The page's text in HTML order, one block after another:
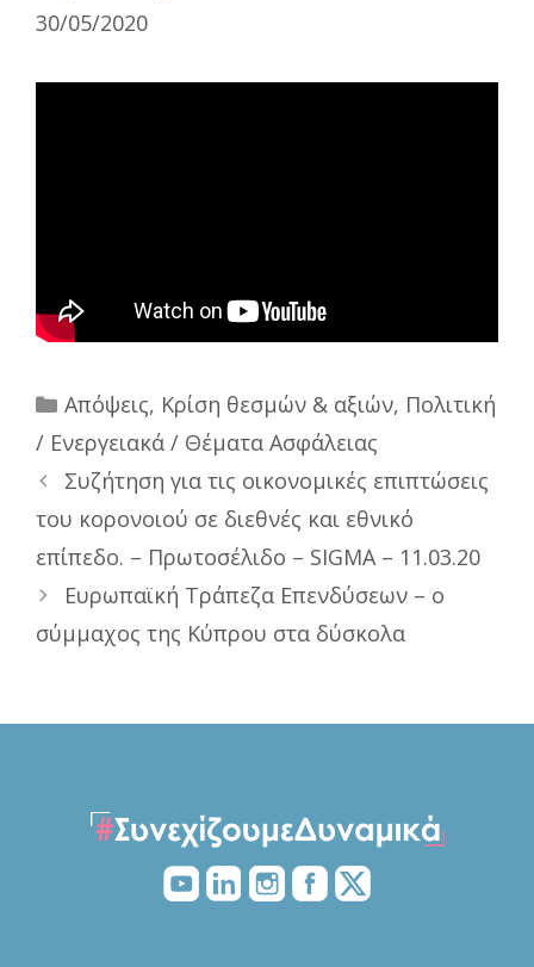
30/05/2020
Categories
Απόψεις, Κρίση θεσμών & αξιών, Πολιτική
/ Ενεργειακά / Θέματα Ασφάλειας
Συζήτηση για τις οικονομικές επιπτώσεις
του κορονοιού σε διεθνές και εθνικό
επίπεδο. – Πρωτοσέλιδο – SIGMA – 11.03.20
Ευρωπαϊκή Τράπεζα Επενδύσεων – ο
σύμμαχος της Κύπρου στα δύσκολα